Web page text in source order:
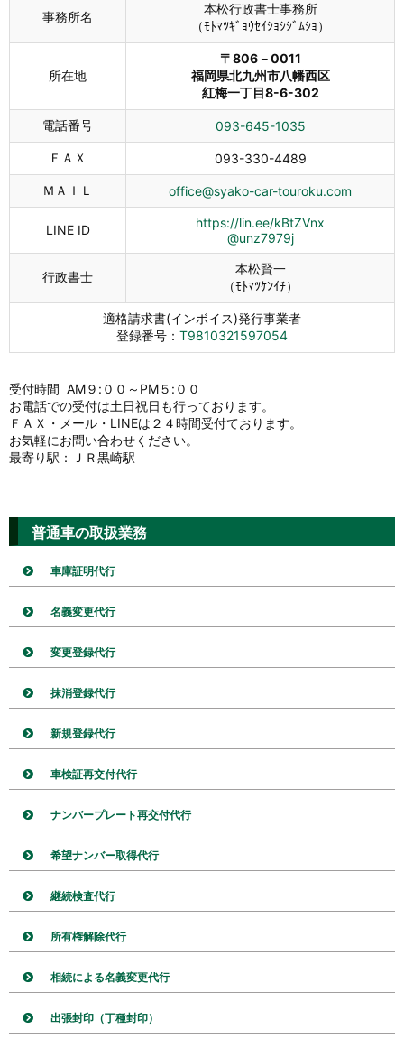
事務所名
本松行政書士事務所
（ﾓﾄﾏﾂｷﾞｮｳｾｲｼｮｼｼﾞﾑｼｮ）
所在地
〒806－0011
福岡県北九州市八幡西区
紅梅一丁目8-6-302
電話番号 093-645-1035
ＦＡＸ 093-330-4489
ＭＡＩＬ office@syako-car-touroku.com
LINE ID
https://lin.ee/kBtZVnx
@unz7979j
行政書士
本松賢一
（ﾓﾄﾏﾂｹﾝｲﾁ）
適格請求書(インボイス)発行事業者
登録番号： T9810321597054
受付時間 AM９:００～PM５:００
お電話での受付は土日祝日も行っております。
ＦＡＸ・メール・LINEは２４時間受付ております。
お気軽にお問い合わせください。
最寄り駅：ＪＲ黒崎駅
普通車の取扱業務
車庫証明代行
名義変更代行
変更登録代行
抹消登録代行
新規登録代行
車検証再交付代行
ナンバープレート再交付代行
希望ナンバー取得代行
継続検査代行
所有権解除代行
相続による名義変更代行
出張封印（丁種封印）